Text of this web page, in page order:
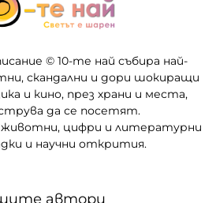
© 10-те най събира най-
скандални и дори шокиращи
и кино, през храни и места,
да се посетят.
животни, цифри и литературни
и научни открития.
автори